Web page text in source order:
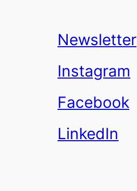
Newsletter
Instagram
Facebook
LinkedIn